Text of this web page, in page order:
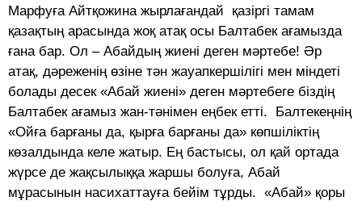
Марфуға Айтқожина жырлағандай қазіргі тамам
қазақтың арасында жоқ атақ осы Балтабек ағамызда
ғана бар. Ол – Абайдың жиені деген мәртебе! Әр
атақ, дәреженің өзіне тән жауапкершілігі мен міндеті
болады десек «Абай жиені» деген мәртебеге біздің
Балтабек ағамыз жан-тәнімен еңбек етті. Балтекеңнің
«Ойға барғаны да, қырға барғаны да» көпшіліктің
көзалдында келе жатыр. Ең бастысы, ол қай ортада
жүрсе де жақсылыққа жаршы болуға, Абай
мұрасынын насихаттауға бейім тұрды. «Абай» қоры